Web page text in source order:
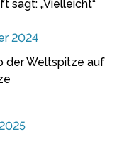
sagt: „Vielleicht“
2024
der Weltspitze auf